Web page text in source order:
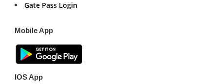
Gate Pass Login
Mobile App
IOS App